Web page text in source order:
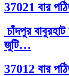
37021 বার
চাঁদপুর
জুটি…
37012 বার